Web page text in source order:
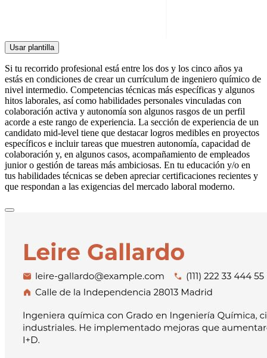
Usar plantilla
Si tu recorrido profesional está entre los dos y los cinco años ya
estás en condiciones de crear un currículum de ingeniero químico de
nivel intermedio. Competencias técnicas más específicas y algunos
hitos laborales, así como habilidades personales vinculadas con
colaboración activa y autonomía son algunos rasgos de un perfil
acorde a este rango de experiencia. La sección de experiencia de un
candidato mid-level tiene que destacar logros medibles en proyectos
específicos e incluir tareas que muestren autonomía, capacidad de
colaboración y, en algunos casos, acompañamiento de empleados
junior o gestión de tareas más ambiciosas. En tu educación y/o en
tus habilidades técnicas se deben apreciar certificaciones recientes y
que respondan a las exigencias del mercado laboral moderno.